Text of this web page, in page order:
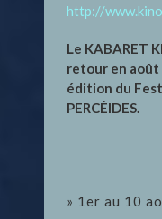
http://
Le KABARET
retour en août
édition du
PERCÉIDES.
» 1er au 10